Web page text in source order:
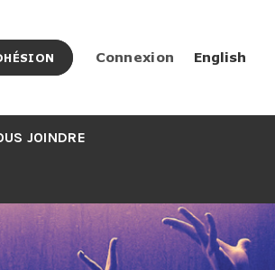
Connexion English
JOINDRE